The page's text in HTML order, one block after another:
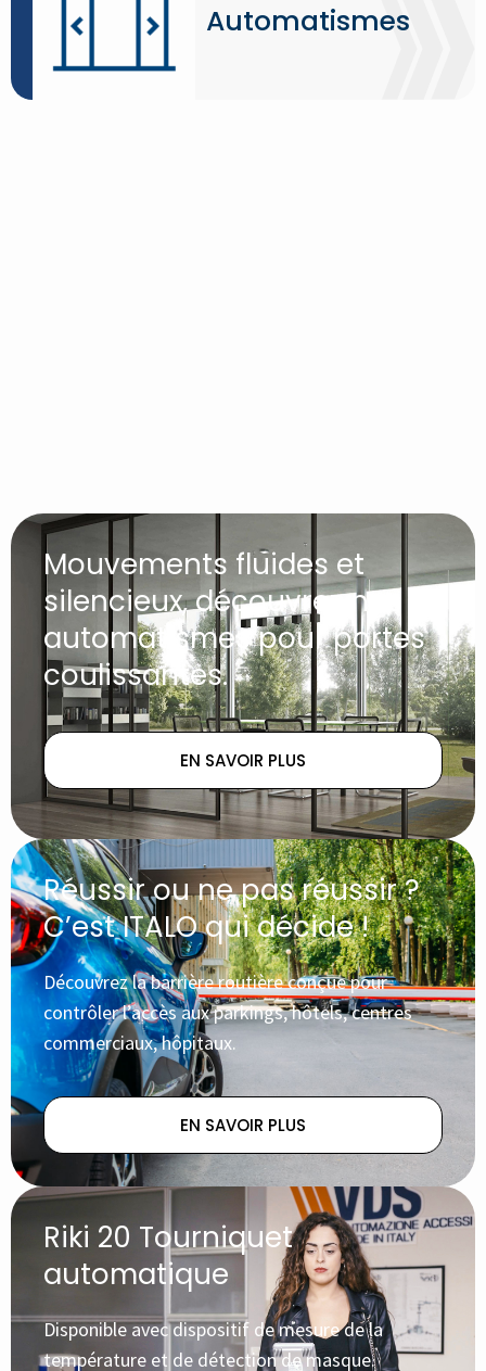
Automatismes
Mouvements fluides et
silencieux, découvrez nos
automatismes pour portes
coulissantes.
EN SAVOIR PLUS
Réussir ou ne pas réussir ?
C’est ITALO qui décide !
Découvrez la barrière routière conçue pour
contrôler l’accès aux parkings, hôtels, centres
commerciaux, hôpitaux.
EN SAVOIR PLUS
Riki 20 Tourniquet
automatique
Disponible avec dispositif de mesure de la
température et de détection de masque.